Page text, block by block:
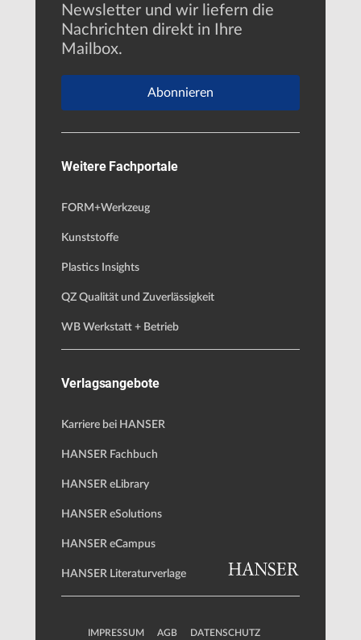
Newsletter und wir liefern die
Nachrichten direkt in Ihre
Mailbox.
Abonnieren
Weitere Fachportale
FORM+Werkzeug
Kunststoffe
Plastics Insights
QZ Qualität und Zuverlässigkeit
WB Werkstatt + Betrieb
Verlagsangebote
Karriere bei HANSER
HANSER Fachbuch
HANSER eLibrary
HANSER eSolutions
HANSER eCampus
HANSER Literaturverlage
IMPRESSUM AGB DATENSCHUTZ